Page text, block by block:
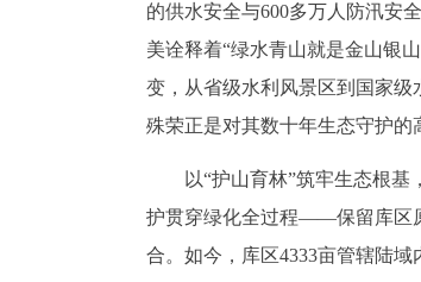
的供水安全与600多万人防汛安
美诠释着“绿水青山就是金山银
变，从省级水利风景区到国家级
殊荣正是对其数十年生态守护的
以“护山育林”筑牢生态根
护贯穿绿化全过程——保留库区
合。如今，库区4333亩管辖陆